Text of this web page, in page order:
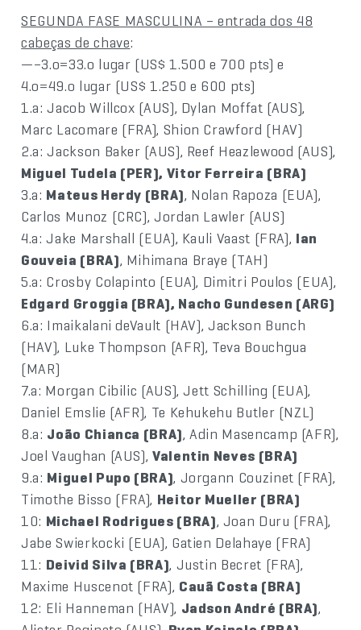
SEGUNDA FASE MASCULINA – entrada dos 48
cabeças de chave:
—–3.o=33.o lugar (US$ 1.500 e 700 pts) e
4.o=49.o lugar (US$ 1.250 e 600 pts)
1.a: Jacob Willcox (AUS), Dylan Moffat (AUS),
Marc Lacomare (FRA), Shion Crawford (HAV)
2.a: Jackson Baker (AUS), Reef Heazlewood (AUS),
Miguel Tudela (PER), Vitor Ferreira (BRA)
3.a: Mateus Herdy (BRA), Nolan Rapoza (EUA),
Carlos Munoz (CRC), Jordan Lawler (AUS)
4.a: Jake Marshall (EUA), Kauli Vaast (FRA), Ian
Gouveia (BRA), Mihimana Braye (TAH)
5.a: Crosby Colapinto (EUA), Dimitri Poulos (EUA),
Edgard Groggia (BRA), Nacho Gundesen (ARG)
6.a: Imaikalani deVault (HAV), Jackson Bunch
(HAV), Luke Thompson (AFR), Teva Bouchgua
(MAR)
7.a: Morgan Cibilic (AUS), Jett Schilling (EUA),
Daniel Emslie (AFR), Te Kehukehu Butler (NZL)
8.a: João Chianca (BRA), Adin Masencamp (AFR),
Joel Vaughan (AUS),Valentin Neves (BRA)
9.a: Miguel Pupo (BRA), Jorgann Couzinet (FRA),
Timothe Bisso (FRA), Heitor Mueller (BRA)
10: Michael Rodrigues (BRA), Joan Duru (FRA),
Jabe Swierkocki (EUA), Gatien Delahaye (FRA)
11: Deivid Silva (BRA), Justin Becret (FRA),
Maxime Huscenot (FRA), Cauã Costa (BRA)
12: Eli Hanneman (HAV), Jadson André (BRA),